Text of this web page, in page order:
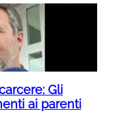
Gli
ai parenti